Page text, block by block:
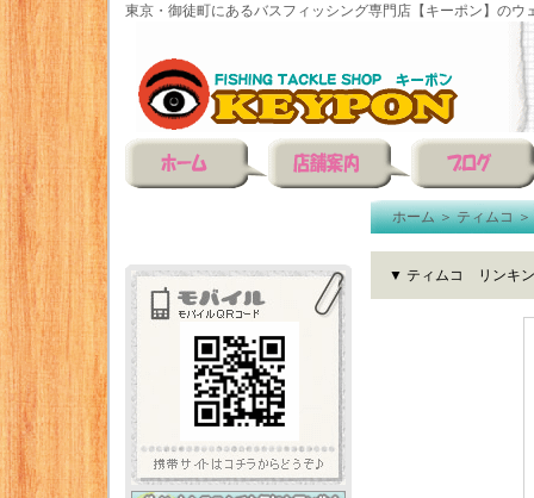
東京・御徒町にあるバスフィッシング専門店【キーポン】のウ
ホーム＞ティムコ＞
▼ ティムコ リンキン